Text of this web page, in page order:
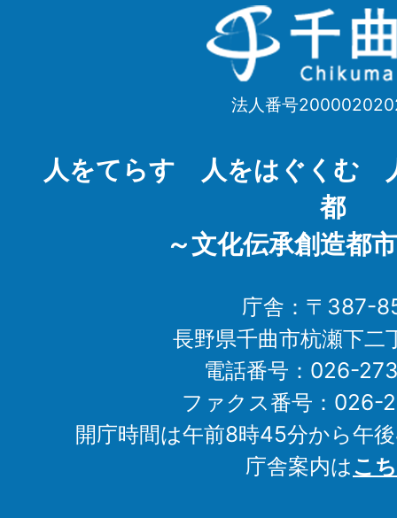
千
曲
Chikuma
法人番号
人をてらす 人をはぐくむ
都
～文化伝承創造都
庁舎：〒387-
長野県千曲市杭瀬下二
電話番号：026-
ファクス番号：026-
開庁時間は午前8時45分から午
庁舎案内はこ